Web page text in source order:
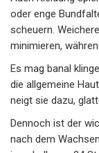
oder enge
scheuern.
minimieren,
Es mag banal
die allgemeine
neigt sie dazu,
Dennoch ist der
nach dem